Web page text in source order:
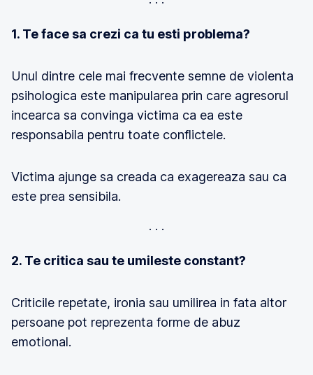
1. Te face sa crezi ca tu esti problema?
Unul dintre cele mai frecvente semne de violenta
psihologica este manipularea prin care agresorul
incearca sa convinga victima ca ea este
responsabila pentru toate conflictele.
Victima ajunge sa creada ca exagereaza sau ca
este prea sensibila.
2. Te critica sau te umileste constant?
Criticile repetate, ironia sau umilirea in fata altor
persoane pot reprezenta forme de abuz
emotional.